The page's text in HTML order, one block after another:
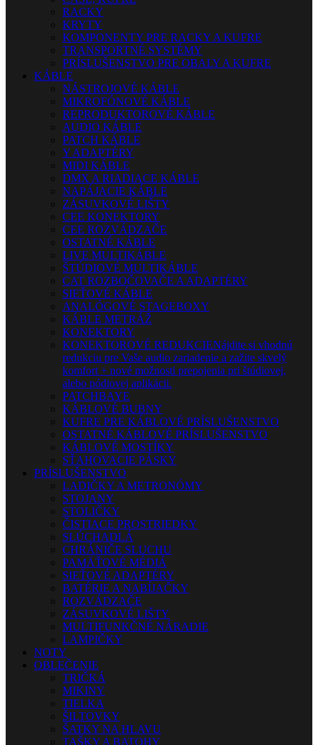
RACKY
KRYTY
KOMPONENTY PRE RACKY A KUFRE
TRANSPORTNÉ SYSTÉMY
PRÍSLUŠENSTVO PRE OBALY A KUFRE
KÁBLE
NÁSTROJOVÉ KÁBLE
MIKROFÓNOVÉ KÁBLE
REPRODUKTOROVÉ KÁBLE
AUDIO KÁBLE
PATCH KÁBLE
Y ADAPTÉRY
MIDI KÁBLE
DMX A RIADIACE KÁBLE
NAPÁJACIE KÁBLE
ZÁSUVKOVÉ LIŠTY
CEE KONEKTORY
CEE ROZVÁDZAČE
OSTATNÉ KÁBLE
LIVE MULTIKÁBLE
ŠTÚDIOVÉ MULTIKÁBLE
CAT ROZBOČOVAČE A ADAPTÉRY
SIEŤOVÉ KÁBLE
ANALÓGOVÉ STAGEBOXY
KÁBLE METRÁŽ
KONEKTORY
KONEKTOROVÉ REDUKCIENájdite si vhodnú
redukciu pre Vaše audio zariadenie a zažite skvelý
komfort + nové možnosti prepojenia pri štúdiovej,
alebo pódiovej aplikácii.
PATCHBAYE
KÁBLOVÉ BUBNY
KUFRE PRE KÁBLOVÉ PRÍSLUŠENSTVO
OSTATNÉ KÁBLOVÉ PRÍSLUŠENSTVO
KÁBLOVÉ MOSTÍKY
SŤAHOVACIE PÁSKY
PRÍSLUŠENSTVO
LADIČKY A METRONÓMY
STOJANY
STOLIČKY
ČISTIACE PROSTRIEDKY
SLÚCHADLÁ
CHRÁNIČE SLUCHU
PAMÄŤOVÉ MÉDIÁ
SIEŤOVÉ ADAPTÉRY
BATÉRIE A NABÍJAČKY
ROZVÁDZAČE
ZÁSUVKOVÉ LIŠTY
MULTIFUNKČNÉ NÁRADIE
LAMPIČKY
NOTY
OBLEČENIE
TRIČKÁ
MIKINY
TIELKA
ŠILTOVKY
ŠATKY NA HLAVU
TAŠKY A BATOHY